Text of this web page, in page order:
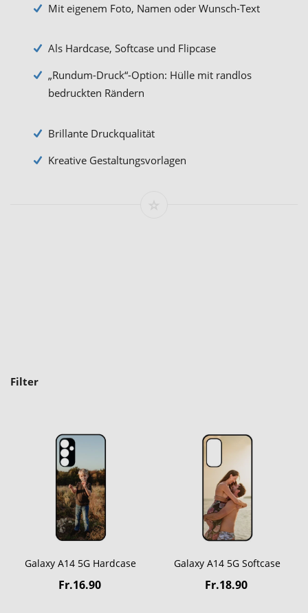
Mit eigenem Foto, Namen oder Wunsch-Text
Als Hardcase, Softcase und Flipcase
„Rundum-Druck“-Option: Hülle mit randlos
bedruckten Rändern
Brillante Druckqualität
Kreative Gestaltungsvorlagen
Filter
Galaxy A14 5G Hardcase
Fr.16.90
Galaxy A14 5G Softcase
Fr.18.90